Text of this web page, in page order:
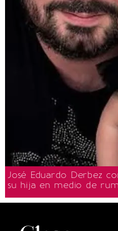
José Eduardo Derbez
su hija en medio de